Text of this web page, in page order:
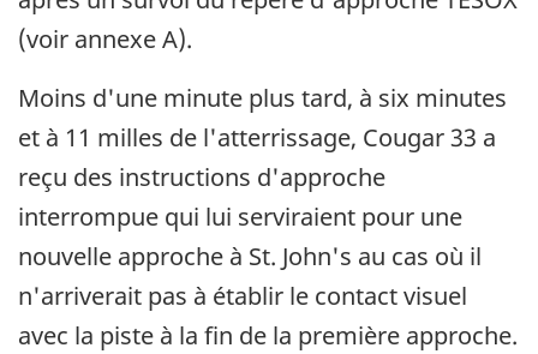
(voir annexe A).
Moins d'une minute plus tard, à six minutes
et à 11 milles de l'atterrissage, Cougar 33 a
reçu des instructions d'approche
interrompue qui lui serviraient pour une
nouvelle approche à St. John's au cas où il
n'arriverait pas à établir le contact visuel
avec la piste à la fin de la première approche.